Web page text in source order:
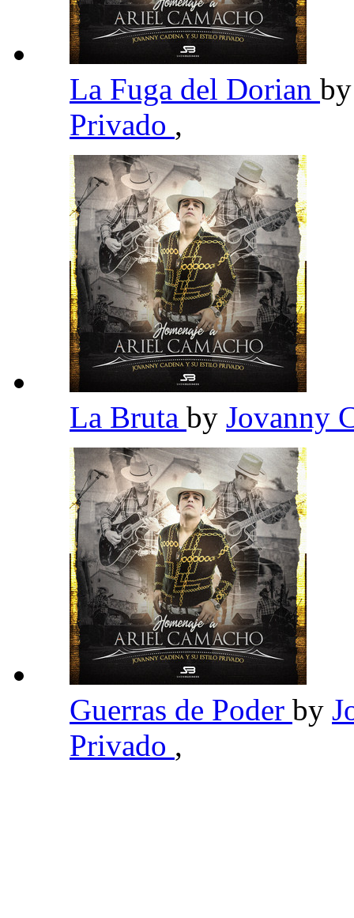
La Fuga del Dorian
Privado ,
La Bruta by Jovanny
Guerras de Poder by
Privado ,